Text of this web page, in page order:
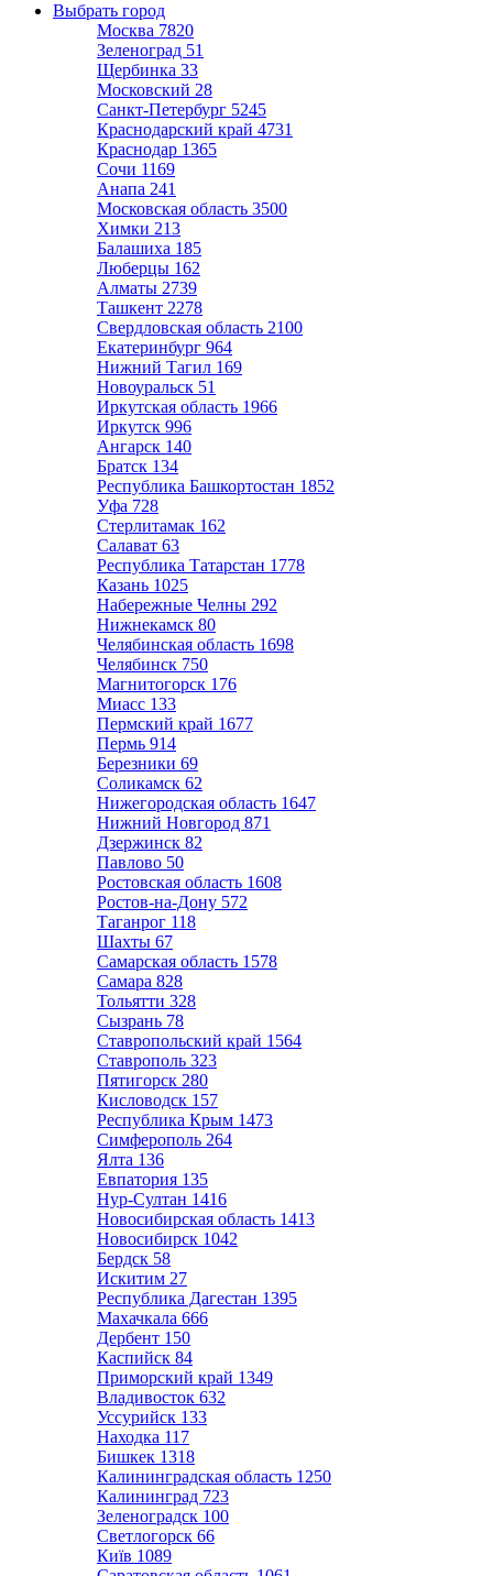
Выбрать город
Москва 7820
Зеленоград 51
Щербинка 33
Московский 28
Санкт-Петербург 5245
Краснодарский край 4731
Краснодар 1365
Сочи 1169
Анапа 241
Московская область 3500
Химки 213
Балашиха 185
Люберцы 162
Алматы 2739
Ташкент 2278
Свердловская область 2100
Екатеринбург 964
Нижний Тагил 169
Новоуральск 51
Иркутская область 1966
Иркутск 996
Ангарск 140
Братск 134
Республика Башкортостан 1852
Уфа 728
Стерлитамак 162
Салават 63
Республика Татарстан 1778
Казань 1025
Набережные Челны 292
Нижнекамск 80
Челябинская область 1698
Челябинск 750
Магнитогорск 176
Миасс 133
Пермский край 1677
Пермь 914
Березники 69
Соликамск 62
Нижегородская область 1647
Нижний Новгород 871
Дзержинск 82
Павлово 50
Ростовская область 1608
Ростов-на-Дону 572
Таганрог 118
Шахты 67
Самарская область 1578
Самара 828
Тольятти 328
Сызрань 78
Ставропольский край 1564
Ставрополь 323
Пятигорск 280
Кисловодск 157
Республика Крым 1473
Симферополь 264
Ялта 136
Евпатория 135
Нур-Султан 1416
Новосибирская область 1413
Новосибирск 1042
Бердск 58
Искитим 27
Республика Дагестан 1395
Махачкала 666
Дербент 150
Каспийск 84
Приморский край 1349
Владивосток 632
Уссурийск 133
Находка 117
Бишкек 1318
Калининградская область 1250
Калининград 723
Зеленоградск 100
Светлогорск 66
Київ 1089